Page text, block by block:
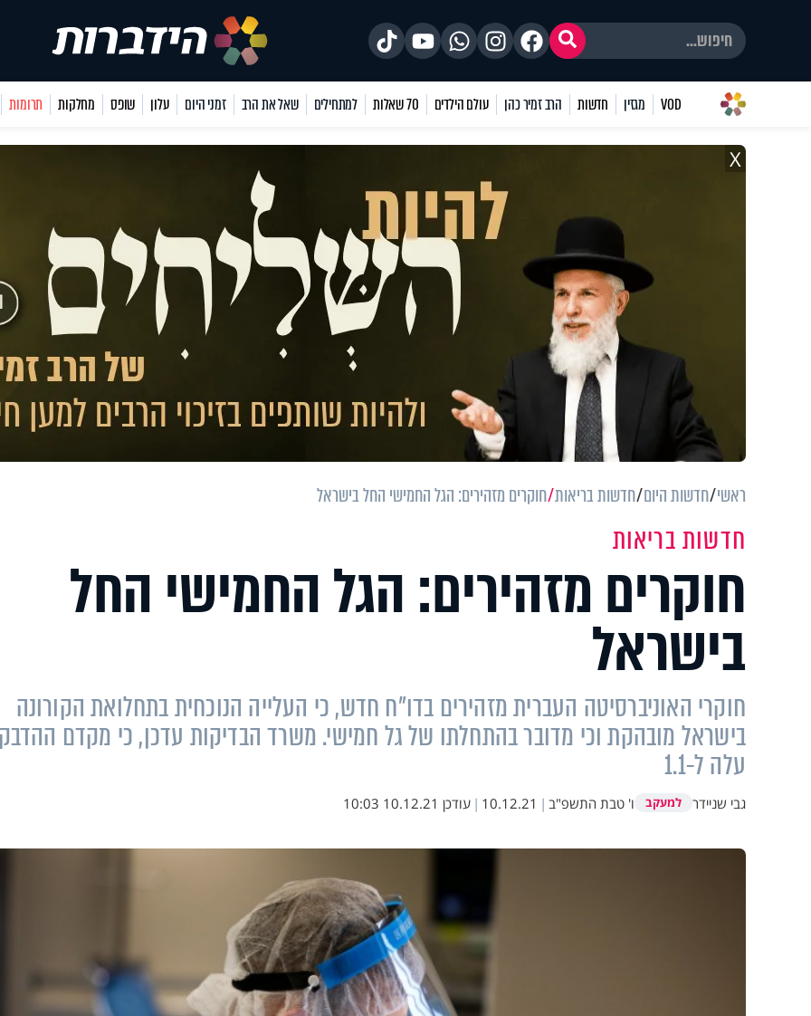
VOD מגזין חדשות הרב זמיר כהן עולם הילדים 70 שאלות למתחילים שאל את הרב זמני היום עלון שופס מחלקות תרומות
X
ראשי חדשות היום חדשות בריאות חוקרים מזהירים: הגל החמישי החל בישראל
חדשות בריאות
חוקרים מזהירים: הגל החמישי החל
בישראל
חוקרי האוניברסיטה העברית מזהירים בדו"ח חדש, כי העלייה הנוכחית בתחלואת הקורונה
בישראל מובהקת וכי מדובר בהתחלתו של גל חמישי. משרד הבדיקות עדכן, כי מקדם
עלה ל-1.1
גבי שניידר למעקב ו' טבת התשפ"ב |
10.12.21
| עודכן 10.12.21 10:03